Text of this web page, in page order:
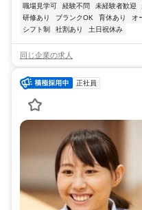
職場見学可
経験不問 未経験者歓迎
研修あり
ブランクOK 育休あり オ
シフト制
社割あり 土日祝休み
同じ企業の求人
正社員